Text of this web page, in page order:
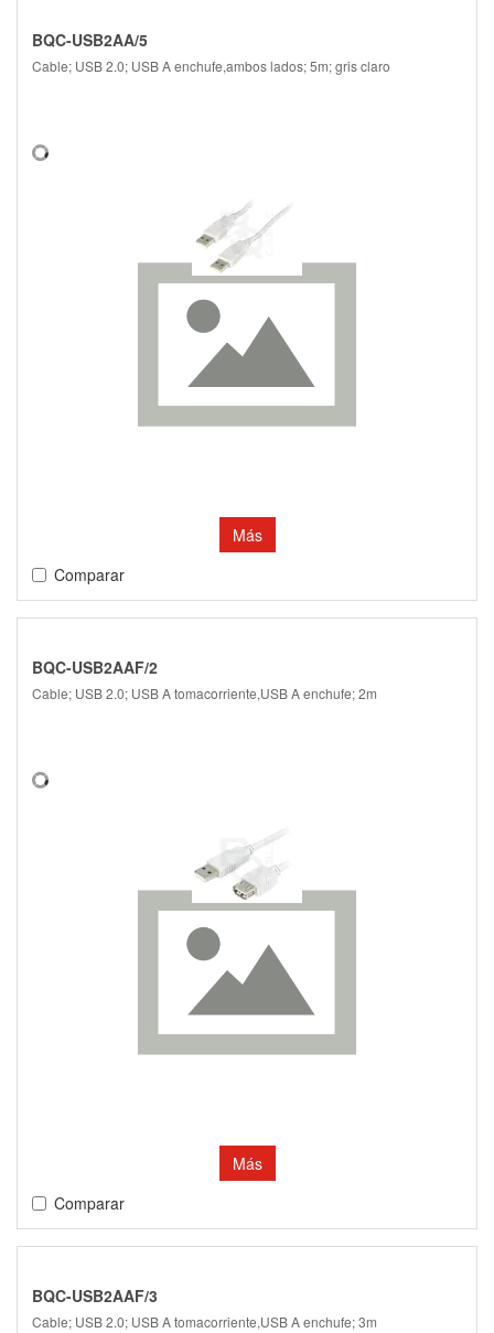
BQC-USB2AA/5
Cable; USB 2.0; USB A enchufe,ambos lados; 5m; gris claro
Más
Comparar
BQC-USB2AAF/2
Cable; USB 2.0; USB A tomacorriente,USB A enchufe; 2m
Más
Comparar
BQC-USB2AAF/3
Cable; USB 2.0; USB A tomacorriente,USB A enchufe; 3m